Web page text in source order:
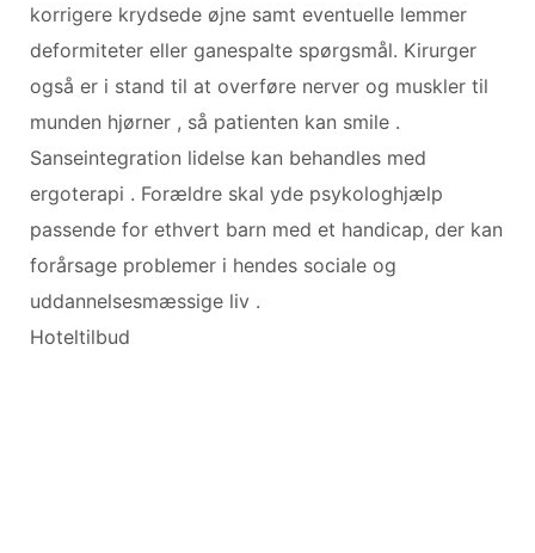
korrigere krydsede øjne samt eventuelle lemmer
deformiteter eller ganespalte spørgsmål. Kirurger
også er i stand til at overføre nerver og muskler til
munden hjørner , så patienten kan smile .
Sanseintegration lidelse kan behandles med
ergoterapi . Forældre skal yde psykologhjælp
passende for ethvert barn med et handicap, der kan
forårsage problemer i hendes sociale og
uddannelsesmæssige liv .
Hoteltilbud